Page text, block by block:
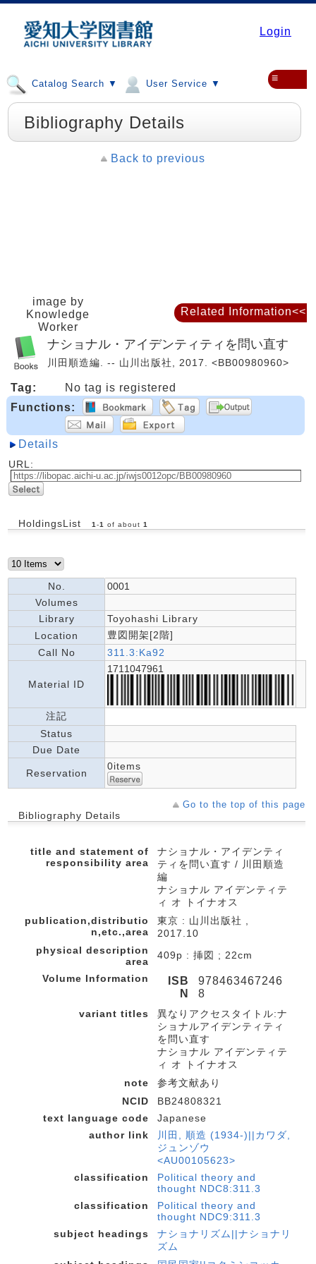
Login
Catalog Search ▼ User Service ▼ ≡
Bibliography Details
Back to previous
image by
Knowledge
Worker
ナショナル・アイデンティティを問い直す
川田順造編. -- 山川出版社, 2017. <BB00980960>
Tag:
No tag is registered
Functions:
Details
URL:
HoldingsList 1 -1 of about 1
No.
0001
Volumes
Library
Toyohashi Library
Location
豊図開架[2階]
Call No
311.3:Ka92
Material ID
1711047961
注記
Status
Due Date
Reservation
0items
Go to the top of this page
Bibliography Details
title and statement of
responsibility area
ナショナル・アイデンティ
ティを問い直す / 川田順造
編
ナショナル アイデンティテ
ィ オ トイナオス
publication,distributio
n,etc.,area
東京 : 山川出版社 ,
2017.10
physical description
area
409p : 挿図 ; 22cm
Volume Information
ISB
N
978463467246
8
variant titles
異なりアクセスタイトル:ナ
ショナルアイデンティティ
を問い直す
ナショナル アイデンティテ
ィ オ トイナオス
note
参考文献あり
NCID
BB24808321
text language code
Japanese
author link
川田, 順造 (1934-)||カワダ,
ジュンゾウ
<AU00105623>
classification
Political theory and
thought NDC8:311.3
classification
Political theory and
thought NDC9:311.3
subject headings
ナショナリズム||ナショナリ
ズム
Related Information<<